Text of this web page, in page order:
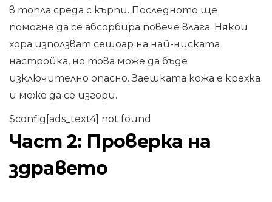
в топла среда с кърпи. Последното ще
помогне да се абсорбира повече влага. Някои
хора използват сешоар на най-ниската
настройка, но това може да бъде
изключително опасно. Заешката кожа е крехка
и може да се изгори.
$config[ads_text4] not found
Част 2: Проверка на
здравето